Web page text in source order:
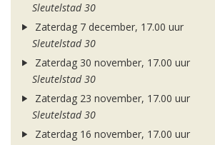
Sleutelstad 30
Zaterdag 7 december, 17.00 uur
Sleutelstad 30
Zaterdag 30 november, 17.00 uur
Sleutelstad 30
Zaterdag 23 november, 17.00 uur
Sleutelstad 30
Zaterdag 16 november, 17.00 uur